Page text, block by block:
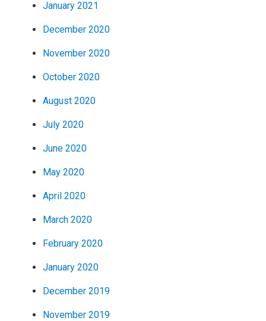
January 2021
December 2020
November 2020
October 2020
August 2020
July 2020
June 2020
May 2020
April 2020
March 2020
February 2020
January 2020
December 2019
November 2019